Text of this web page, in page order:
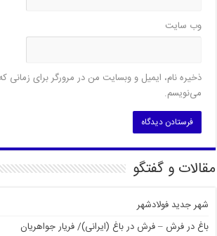
وب‌ سایت
ذخیره نام، ایمیل و وبسایت من در مرورگر برای زمانی
می‌نویسم.
مقالات و گفتگو
شهر جدید فولادشهر
باغ در فرش – فرش در باغ (ایرانی)/ فریار جواهریان